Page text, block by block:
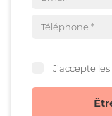
J'accepte les